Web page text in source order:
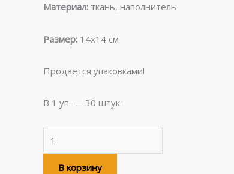
Материал: ткань, наполнитель
Размер: 14х14 см
Продается упаковками!
В 1 уп. — 30 штук.
В корзину